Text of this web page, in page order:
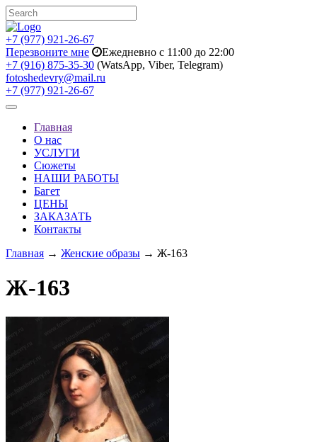
+7 (977) 921-26-67
Перезвоните мне
Ежедневно с 11:00 до 22:00
+7 (916) 875-35-30 (WatsApp, Viber, Telegram)
fotoshedevry@mail.ru
+7 (977) 921-26-67
Toggle
navigationГлавная
О нас
УСЛУГИ
Сюжеты
НАШИ РАБОТЫ
Багет
ЦЕНЫ
ЗАКАЗАТЬ
Контакты
Главная → Женские образы → Ж-163
Ж-163